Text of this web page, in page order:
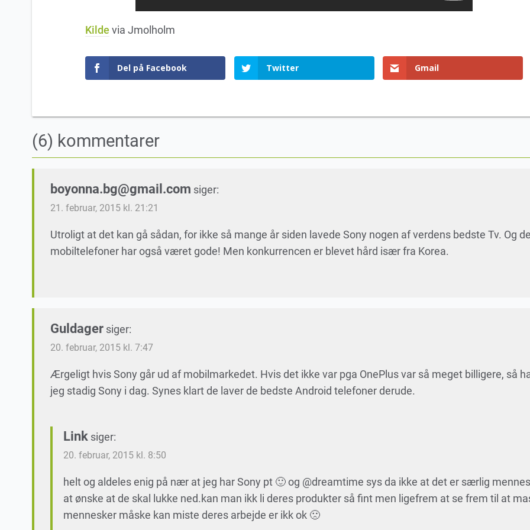
Kilde via Jmolholm
Del på Facebook Twitter Gmail
(6) kommentarer
boyonna.bg@gmail.com siger:
21. februar, 2015 kl. 21:21
Utroligt at det kan gå sådan, for ikke så mange år siden lavede Sony nogen af verdens bedste Tv. Og
mobiltelefoner har også været gode! Men konkurrencen er blevet hård især fra Korea.
Guldager siger:
20. februar, 2015 kl. 7:47
Ærgeligt hvis Sony går ud af mobilmarkedet. Hvis det ikke var pga OnePlus var så meget billigere, så
jeg stadig Sony i dag. Synes klart de laver de bedste Android telefoner derude.
Link siger:
20. februar, 2015 kl. 8:50
helt og aldeles enig på nær at jeg har Sony pt 🙂 og @dreamtime sys da ikke at det er særlig
at ønske at de skal lukke ned.kan man ikk li deres produkter så fint men ligefrem at se frem til at
mennesker måske kan miste deres arbejde er ikk ok 🙁